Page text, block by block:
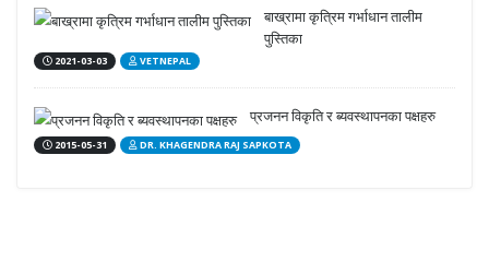
बाख्रामा कृत्रिम गर्भाधान तालीम
पुस्तिका
2021-03-03 VETNEPAL
प्रजनन विकृति र ब्यवस्थापनका पक्षहरु
2015-05-31 DR. KHAGENDRA RAJ SAPKOTA